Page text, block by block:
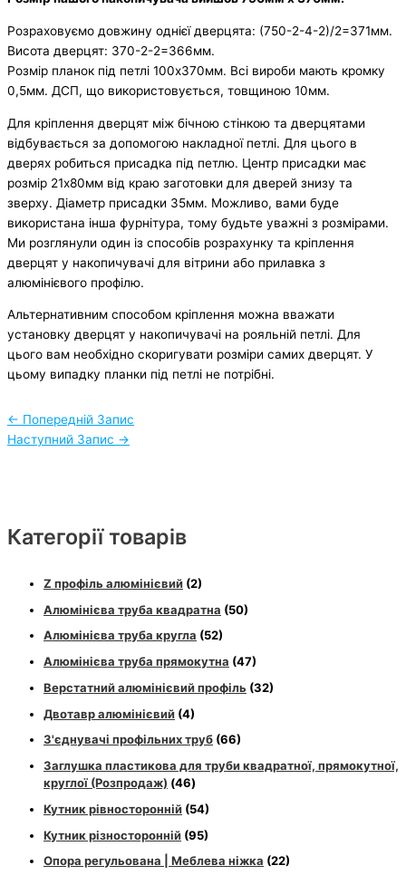
Категорії товарів
Z профіль алюмінієвий (2)
Алюмінієва труба квадратна (50)
Алюмінієва труба кругла (52)
Алюмінієва труба прямокутна (47)
Верстатний алюмінієвий профіль (32)
Двотавр алюмінієвий (4)
З'єднувачі профільних труб (66)
Заглушка пластикова для труби квадратної, прямокутної,
круглої (Розпродаж) (46)
Кутник рівносторонній (54)
Кутник різносторонній (95)
Опора регульована | Меблева ніжка (22)
Розраховуємо довжину однієї дверцята: (750-2-4-2)/2=371мм.
Висота дверцят: 370-2-2=366мм.
Розмір планок під петлі 100х370мм. Всі вироби мають кромку
0,5мм. ДСП, що використовується, товщиною 10мм.
Для кріплення дверцят між бічною стінкою та дверцятами
відбувається за допомогою накладної петлі. Для цього в
дверях робиться присадка під петлю. Центр присадки має
розмір 21х80мм від краю заготовки для дверей знизу та
зверху. Діаметр присадки 35мм. Можливо, вами буде
використана інша фурнітура, тому будьте уважні з розмірами.
Ми розглянули один із способів розрахунку та кріплення
дверцят у накопичувачі для вітрини або прилавка з
алюмінієвого профілю.
Альтернативним способом кріплення можна вважати
установку дверцят у накопичувачі на рояльній петлі. Для
цього вам необхідно скоригувати розміри самих дверцят. У
цьому випадку планки під петлі не потрібні.
← Попередній Запис
Наступний Запис →